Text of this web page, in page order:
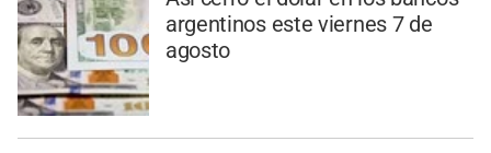
argentinos este viernes 7 de
agosto